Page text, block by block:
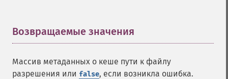
Возвращаемые значения
Массив метаданных о кеше пути к файлу
разрешения или false, если возникла ошибка.